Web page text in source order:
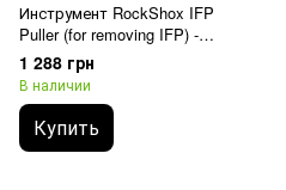
Инструмент RockShox IFP
Puller (for removing IFP) -
SuperDeluxe/SuperDeluxe
Coil/Thru Shaft
(00.4318.041.001)
1 288 грн
В наличии
Купить